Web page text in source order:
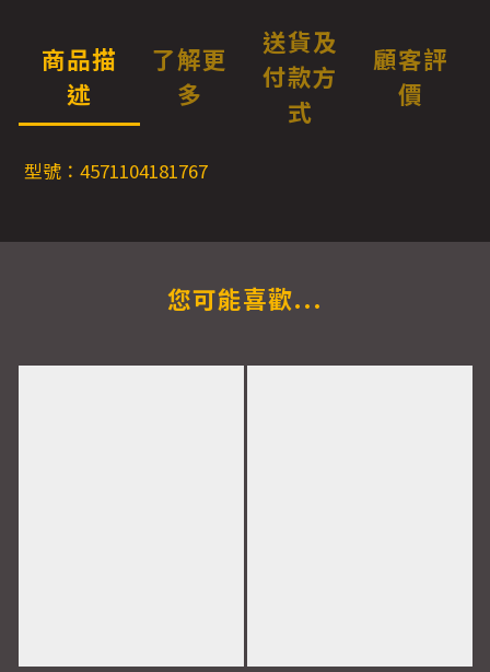
商品描
述
了解更
多
送貨及
付款方
式
顧客評
價
型號：4571104181767
您可能喜歡...